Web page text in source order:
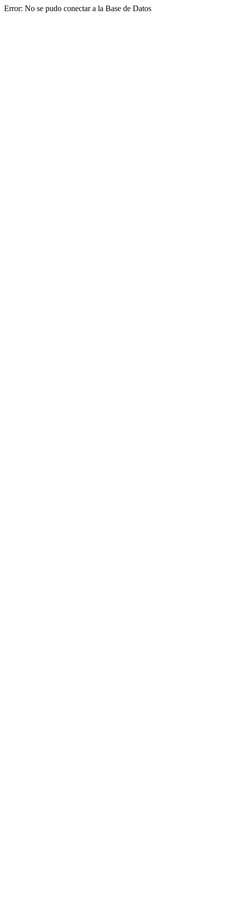
Error: No se pudo conectar a la Base de Datos